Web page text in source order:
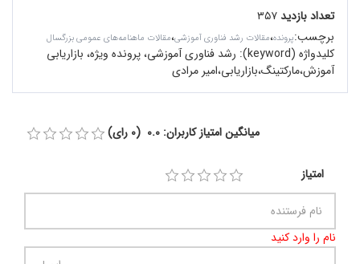
تعداد بازدید۳۵۷
برچسب:پرونده،مقالات رشد فناوری آموزشی،مقالات ماهنامه‌های عمومی بزرگسال
کلیدواژه (keyword):
رشد فناوری آموزشی، پرونده ویژه، بازاریابی
آموزش،مارکتینگ،بازاریابی،امیر مرادی
میانگین امتیاز کاربران: 0.0 (0 رای)
امتیاز
نام را وارد کنید